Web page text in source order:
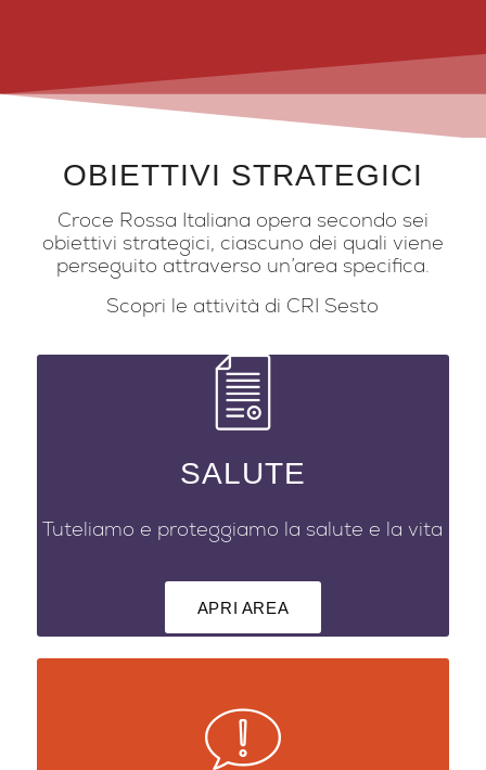
OBIETTIVI STRATEGICI
Croce Rossa Italiana opera secondo sei
obiettivi strategici, ciascuno dei quali viene
perseguito attraverso un’area specifica.
Scopri le attività di CRI Sesto
SALUTE
Tuteliamo e proteggiamo la salute e la vita
APRI AREA